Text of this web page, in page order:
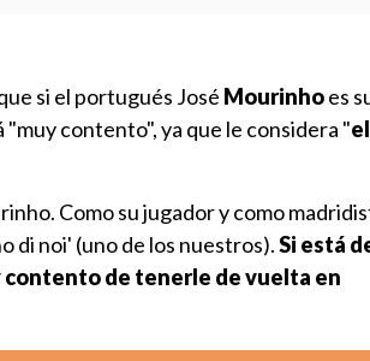
si el portugués José Mourinhoes
contento", ya que le considera "el
Como su jugador y como
di noi' (uno de los nuestros).Si está
contento de tenerle de vuelta en